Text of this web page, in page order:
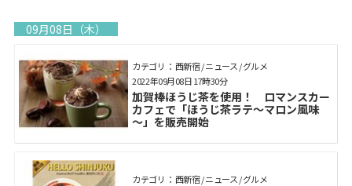
09月08日（木）
カテゴリ： 西新宿 / ニュース / グルメ
加賀棒ほうじ茶を使用！ ロマンスカー
カフェで「ほうじ茶ラテ～マロン風味
～」を販売開始
2022年09月08日 17時30分
カテゴリ： 西新宿 / ニュース / グルメ